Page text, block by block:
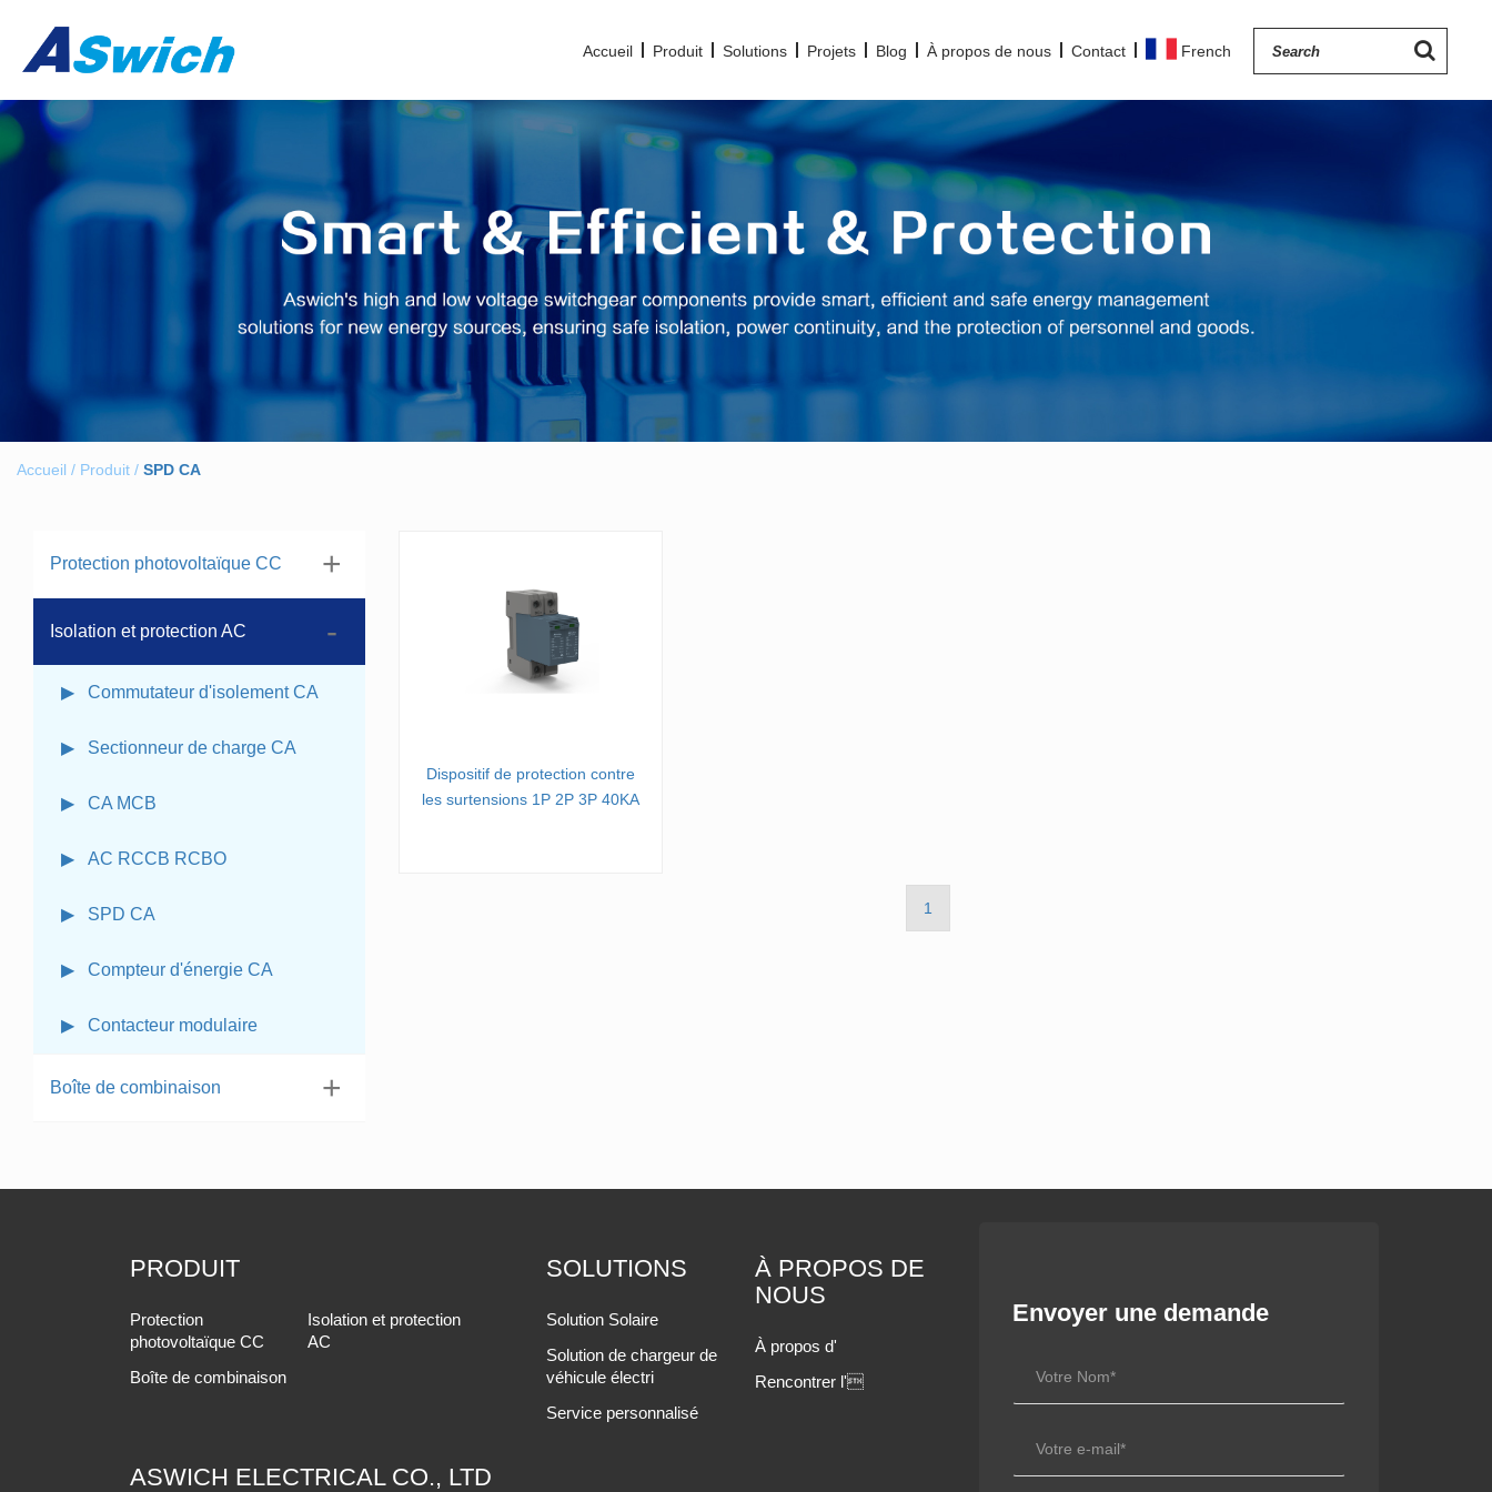
Accueil Produit Solutions Projets Blog À propos de nous Contact French
Accueil / Produit / SPD CA
Protection photovoltaïque CC
Isolation et protection AC
▶ Commutateur d'isolement CA
▶ Sectionneur de charge CA
▶ CA MCB
▶ AC RCCB RCBO
▶ SPD CA
▶ Compteur d'énergie CA
▶ Contacteur modulaire
Boîte de combinaison
Dispositif de protection contre
les surtensions 1P 2P 3P 40KA
1
PRODUIT
Protection
photovoltaïque CC
Isolation et protection
AC
Boîte de combinaison
SOLUTIONS
Solution Solaire
Solution de chargeur de
véhicule électri
Service personnalisé
À PROPOS DE
NOUS
À propos d'
Rencontrer l'
ASWICH ELECTRICAL CO., LTD
Envoyer une demande